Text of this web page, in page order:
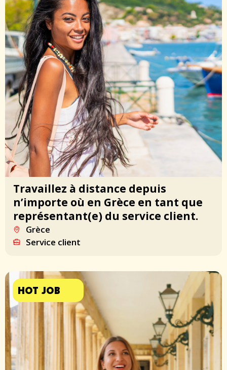
Travaillez à distance depuis
n’importe où en Grèce en tant que
représentant(e) du service client.
Grèce
Service client
HOT JOB